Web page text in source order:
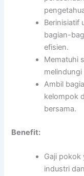
Berinisiatif
bagian-
efisien.
Mematuhi
melindungi
Ambil
kelompok
bersama.
Benefit:
Gaji pokok
industri